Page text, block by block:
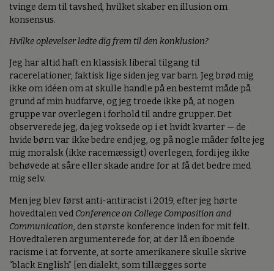
tvinge dem til tavshed, hvilket skaber en illusion om
konsensus.
Hvilke oplevelser ledte dig frem til den konklusion?
Jeg har altid haft en klassisk liberal tilgang til
racerelationer, faktisk lige siden jeg var barn. Jeg brød mig
ikke om idéen om at skulle handle på en bestemt måde på
grund af min hudfarve, og jeg troede ikke på, at nogen
gruppe var overlegen i forhold til andre grupper. Det
observerede jeg, da jeg voksede op i et hvidt kvarter — de
hvide børn var ikke bedre end jeg, og på nogle måder følte jeg
mig moralsk (ikke racemæssigt) overlegen, fordi jeg ikke
behøvede at såre eller skade andre for at få det bedre med
mig selv.
Men jeg blev først anti-antiracist i 2019, efter jeg hørte
hovedtalen ved Conference on College Composition and
Communication, den største konference inden for mit felt.
Hovedtaleren argumenterede for, at der lå en iboende
racisme i at forvente, at sorte amerikanere skulle skrive
“black English” [en dialekt, som tillægges sorte